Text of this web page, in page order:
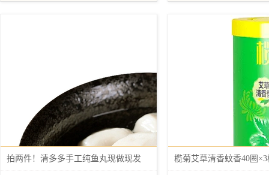
拍两件！清多多手工纯鱼丸现做现发 榄菊艾草清香蚊香40圈